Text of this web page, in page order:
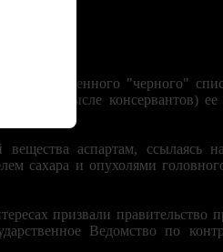
"черного"
(в смысле консервантов) ее
аспартам, ссылаясь
сахара и опухолями
призвали правительство
Ведомство по